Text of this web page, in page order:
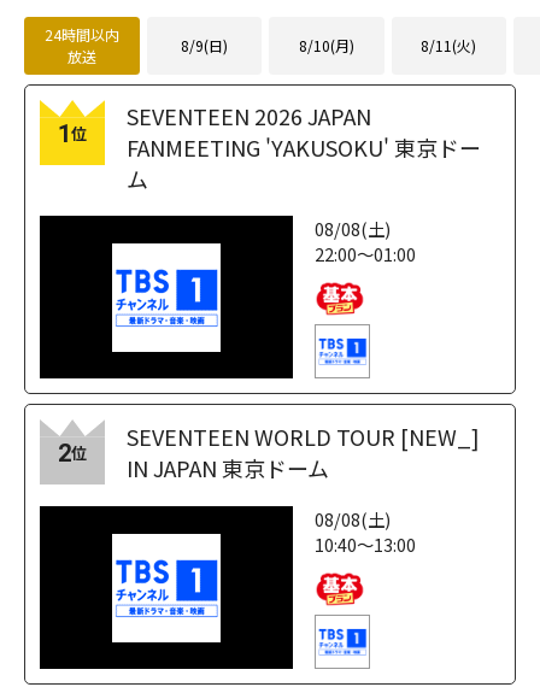
24時間以内
放送
8/9(日) 8/10(月) 8/11(火)
1位
SEVENTEEN 2026 JAPAN
FANMEETING 'YAKUSOKU' 東京ドー
ム
08/08(土)
22:00～01:00
2位
SEVENTEEN WORLD TOUR [NEW_]
IN JAPAN 東京ドーム
08/08(土)
10:40～13:00